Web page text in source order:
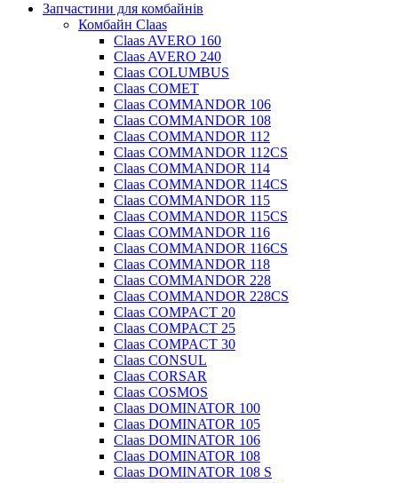
Запчастини для комбайнів
Комбайн Claas
Claas AVERO 160
Claas AVERO 240
Claas COLUMBUS
Claas COMET
Claas COMMANDOR 106
Claas COMMANDOR 108
Claas COMMANDOR 112
Claas COMMANDOR 112CS
Claas COMMANDOR 114
Claas COMMANDOR 114CS
Claas COMMANDOR 115
Claas COMMANDOR 115CS
Claas COMMANDOR 116
Claas COMMANDOR 116CS
Claas COMMANDOR 118
Claas COMMANDOR 228
Claas COMMANDOR 228CS
Claas COMPACT 20
Claas COMPACT 25
Claas COMPACT 30
Claas CONSUL
Claas CORSAR
Claas COSMOS
Claas DOMINATOR 100
Claas DOMINATOR 105
Claas DOMINATOR 106
Claas DOMINATOR 108
Claas DOMINATOR 108 S